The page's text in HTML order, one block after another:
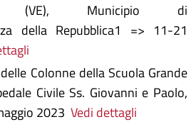
(VE), Municipio di
della Repubblica1 => 11-21
Colonne della Scuola Grande
Civile Ss. Giovanni e Paolo,
2023 Vedi dettagli